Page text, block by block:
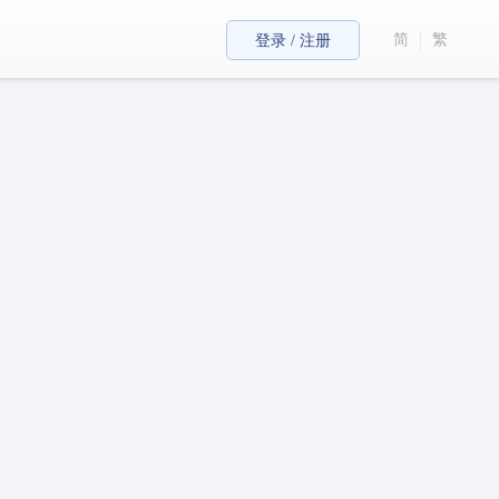
登录 / 注册 简 繁